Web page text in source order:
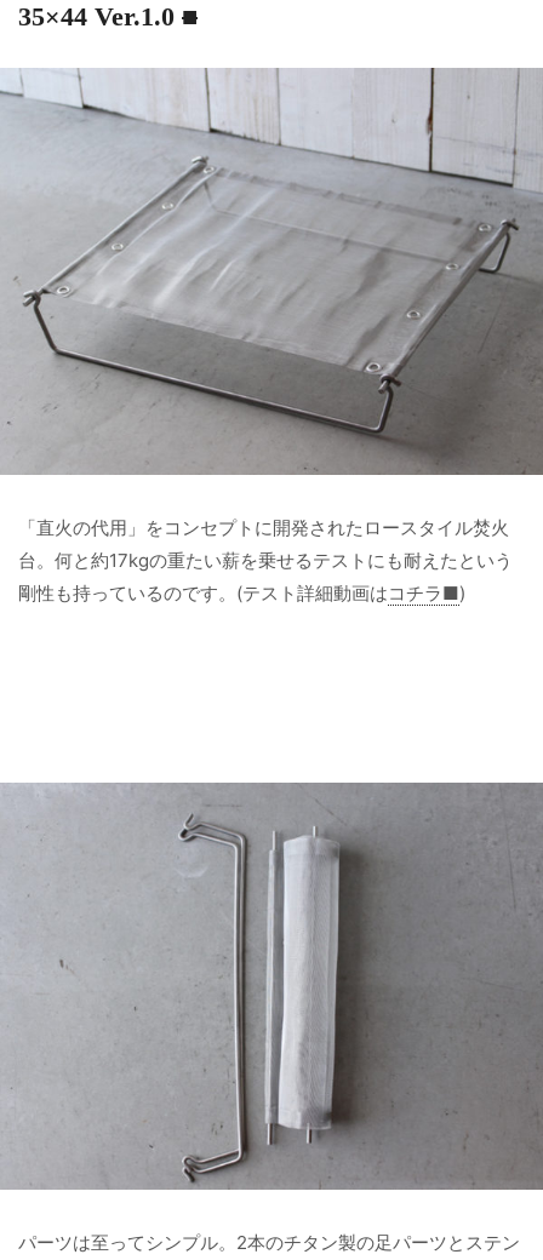
35×44 Ver.1.0 ■
「直火の代用」をコンセプトに開発されたロースタイル焚火
台。何と約17kgの重たい薪を乗せるテストにも耐えたという
剛性も持っているのです。(テスト詳細動画はコチラ■)
パーツは至ってシンプル。2本のチタン製の足パーツとステン